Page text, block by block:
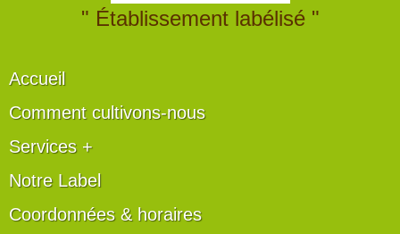
" Établissement labélisé "
Accueil
Comment cultivons-nous
Services +
Notre Label
Coordonnées & horaires